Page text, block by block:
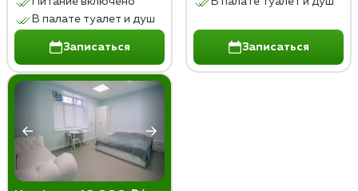
В палате туалет и душ
Записаться Записаться